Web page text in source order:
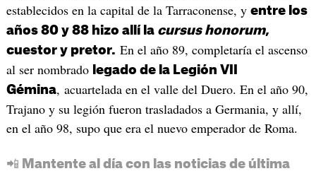
establecidos en la capital de la Tarraconense, y entre los
años 80 y 88 hizo allí la cursus honorum,
cuestor y pretor. En el año 89, completaría el ascenso
al ser nombrado legado de la Legión VII
Gémina, acuartelada en el valle del Duero. En el año 90,
Trajano y su legión fueron trasladados a Germania, y allí,
en el año 98, supo que era el nuevo emperador de Roma.
📲 Mantente al día con las noticias de última